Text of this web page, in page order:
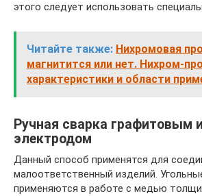
этого следует использовать
Читайте также: Нихромовая
магнитится или нет. Нихром-
характеристики и области
Ручная сварка графитовым
электродом
Данный способ применятся для
малоответственный изделий.
применяются в работе с медью